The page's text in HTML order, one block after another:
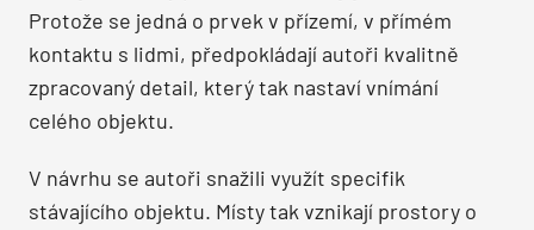
Protože se jedná o prvek v přízemí, v přímém
kontaktu s lidmi, předpokládají autoři kvalitně
zpracovaný detail, který tak nastaví vnímání
celého objektu.
V návrhu se autoři snažili využít specifik
stávajícího objektu. Místy tak vznikají prostory o